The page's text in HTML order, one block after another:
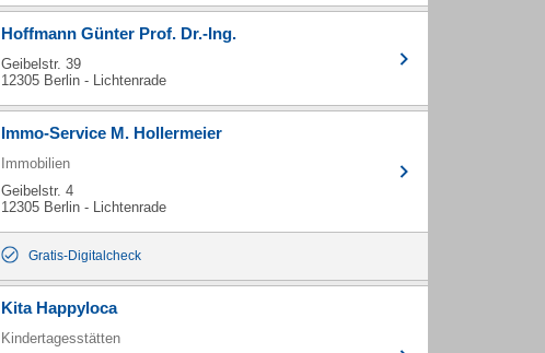
Hoffmann Günter Prof. Dr.-Ing.
Geibelstr. 39
12305 Berlin - Lichtenrade
Immo-Service M. Hollermeier
Immobilien
Geibelstr. 4
12305 Berlin - Lichtenrade
Gratis-Digitalcheck
Kita Happyloca
Kindertagesstätten